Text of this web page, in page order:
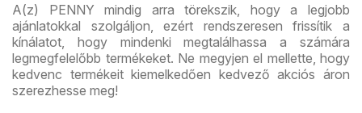
A(z) PENNY mindig arra törekszik, hogy a legjobb
ajánlatokkal szolgáljon, ezért rendszeresen frissítik a
kínálatot, hogy mindenki megtalálhassa a számára
legmegfelelőbb termékeket. Ne megyjen el mellette, hogy
kedvenc termékeit kiemelkedően kedvező akciós áron
szerezhesse meg!